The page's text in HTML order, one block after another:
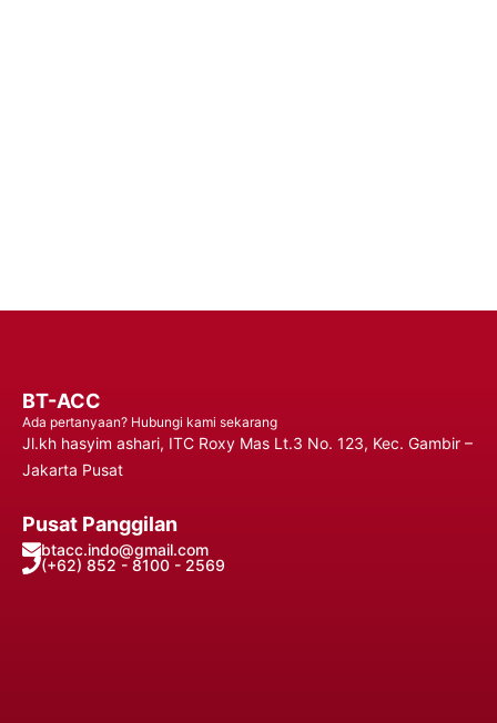
BT-ACC
Ada pertanyaan? Hubungi kami sekarang
Jl.kh hasyim ashari, ITC Roxy Mas Lt.3 No. 123, Kec. Gambir –
Jakarta Pusat
Pusat Panggilan
btacc.indo@gmail.com
(+62) 852 - 8100 - 2569